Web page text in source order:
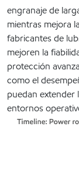
engranaje de
mientras mejora
fabricantes de
mejoren la
protección
como el
puedan extender
entornos